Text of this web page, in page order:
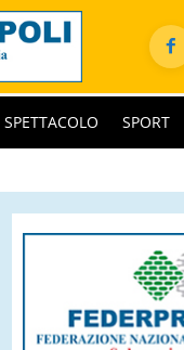
SPETTACOLO SPORT